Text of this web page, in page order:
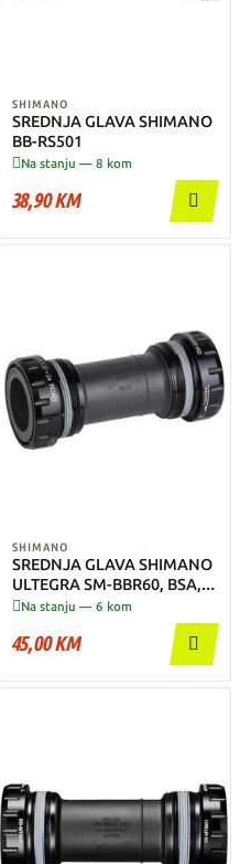
SHIMANO
SREDNJA GLAVA SHIMANO
BB-RS501
Na stanju — 8 kom
38,90 KM 
SHIMANO
SREDNJA GLAVA SHIMANO
ULTEGRA SM-BBR60, BSA,
NAVOJ, Unutarnji
Na stanju — 6 kom
45,00 KM 